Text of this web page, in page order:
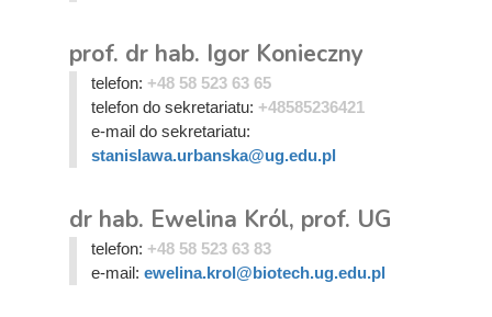
prof. dr hab. Igor Konieczny
telefon: +48 58 523 63 65
telefon do sekretariatu: +48585236421
e-mail do sekretariatu:
stanislawa.urbanska@ug.edu.pl
dr hab. Ewelina Król, prof. UG
telefon: +48 58 523 63 83
e-mail: ewelina.krol@biotech.ug.edu.pl